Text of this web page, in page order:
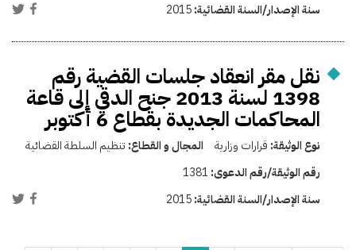
سنة الإصدار/السنة القضائية:2015
نقل مقر انعقاد جلسات القضية رقم
1398 لسنة 2013 جنح الدقي إلى قاعة
المحاكمات الجديدة بقطاع 6 أكتوبر
نوع الوثيقة: قرارات وزارية المجال و القطاع: تنظيم السلطة القضائية
رقم الوثيقة/رقم الدعوى: 1381
سنة الإصدار/السنة القضائية:2015